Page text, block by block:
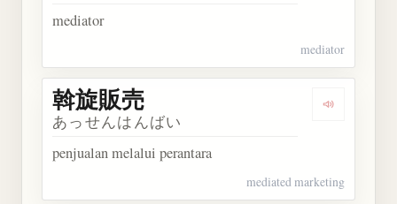
mediator
mediator
Dengarkan
斡旋販売
あっせんはんばい
penjualan melalui perantara
mediated marketing